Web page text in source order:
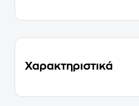
Χαρακτηριστικά